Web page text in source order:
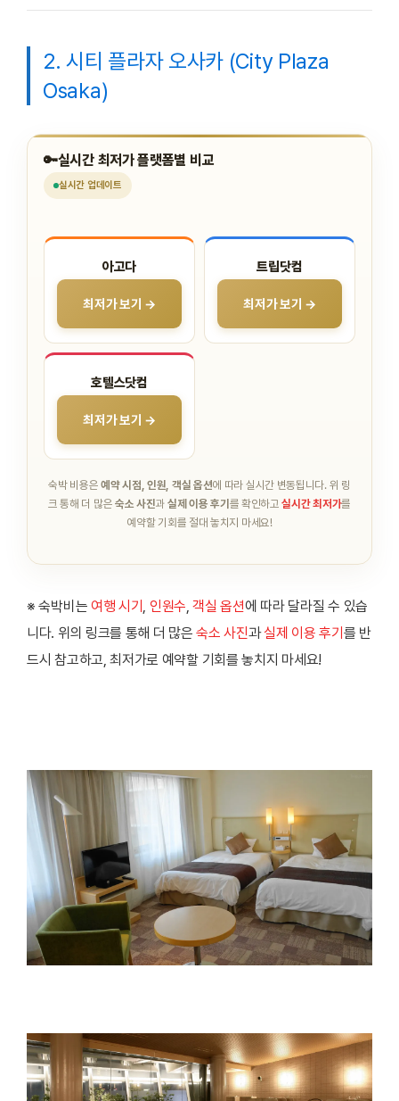
2. 시티 플라자 오사카 (City Plaza
Osaka)
🔑실시간 최저가 플랫폼별 비교
실시간 업데이트
아고다
최저가 보기 →
트립닷컴
최저가 보기 →
호텔스닷컴
최저가 보기 →
숙박 비용은예약 시점, 인원, 객실 옵션에 따라 실시간 변동됩니다. 위 링
크 통해 더 많은 숙소 사진과 실제 이용 후기를 확인하고실시간 최저가를
예약할 기회를 절대 놓치지 마세요!
※ 숙박비는 여행 시기 , 인원수, 객실 옵션에 따라 달라질 수 있습
니다. 위의 링크를 통해 더 많은 숙소 사진과실제 이용 후기 를 반
드시 참고하고, 최저가로 예약할 기회를 놓치지 마세요!